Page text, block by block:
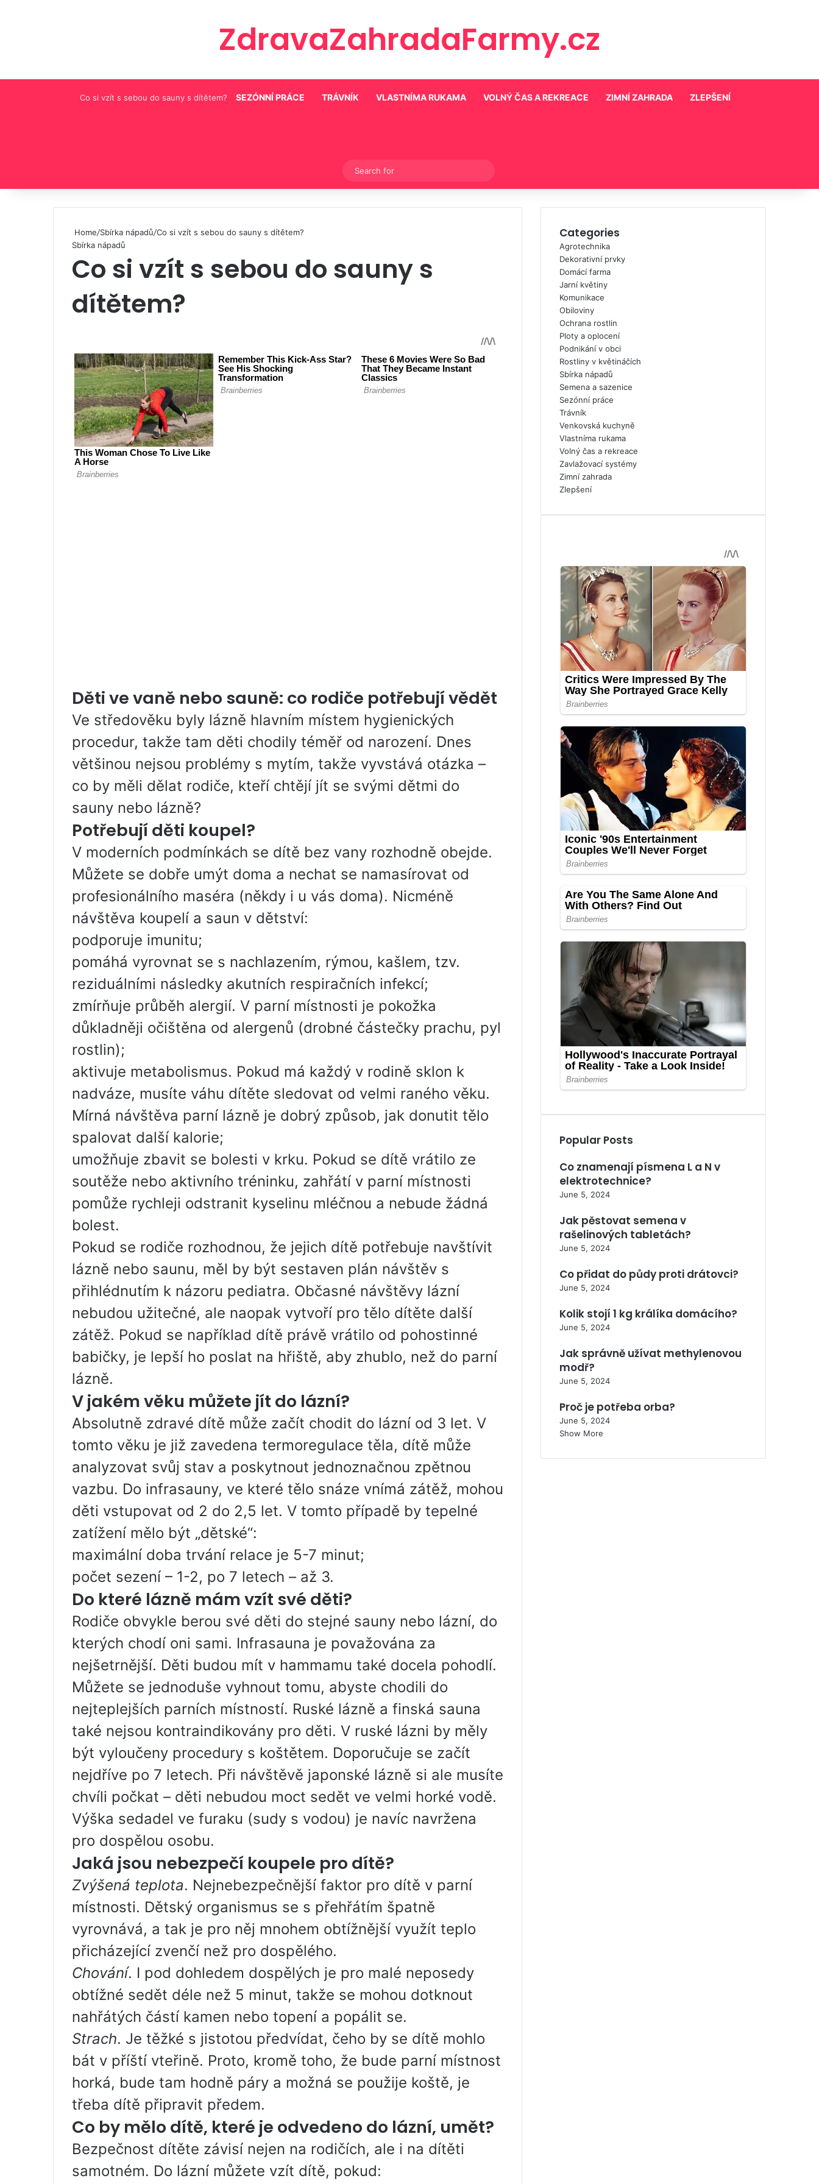
ZdravaZahradaFarmy.cz
Co si vzít s sebou do sauny s dítětem? SEZÓNNÍ PRÁCE TRÁVNÍK VLASTNÍMA RUKAMA VOLNÝ ČAS A REKREACE ZIMNÍ ZAHRADA ZLEPŠENÍ
Switch skin
for
Home/Sbírka nápadů/Co si vzít s sebou do sauny s dítětem?
Sbírka nápadů
Co si vzít s sebou do sauny s
dítětem?
Děti ve vaně nebo sauně: co rodiče potřebují vědět
Ve středověku byly lázně hlavním místem hygienických
procedur, takže tam děti chodily téměř od narození. Dnes
většinou nejsou problémy s mytím, takže vyvstává otázka –
co by měli dělat rodiče, kteří chtějí jít se svými dětmi do
sauny nebo lázně?
Potřebují děti koupel?
V moderních podmínkách se dítě bez vany rozhodně obejde.
Můžete se dobře umýt doma a nechat se namasírovat od
profesionálního maséra (někdy i u vás doma). Nicméně
návštěva koupelí a saun v dětství:
podporuje imunitu;
pomáhá vyrovnat se s nachlazením, rýmou, kašlem, tzv.
reziduálními následky akutních respiračních infekcí;
zmírňuje průběh alergií. V parní místnosti je pokožka
důkladněji očištěna od alergenů (drobné částečky prachu, pyl
rostlin);
aktivuje metabolismus. Pokud má každý v rodině sklon k
nadváze, musíte váhu dítěte sledovat od velmi raného věku.
Mírná návštěva parní lázně je dobrý způsob, jak donutit tělo
spalovat další kalorie;
umožňuje zbavit se bolesti v krku. Pokud se dítě vrátilo ze
soutěže nebo aktivního tréninku, zahřátí v parní místnosti
pomůže rychleji odstranit kyselinu mléčnou a nebude žádná
bolest.
Pokud se rodiče rozhodnou, že jejich dítě potřebuje navštívit
lázně nebo saunu, měl by být sestaven plán návštěv s
přihlédnutím k názoru pediatra. Občasné návštěvy lázní
nebudou užitečné, ale naopak vytvoří pro tělo dítěte další
zátěž. Pokud se například dítě právě vrátilo od pohostinné
babičky, je lepší ho poslat na hřiště, aby zhublo, než do parní
lázně.
V jakém věku můžete jít do lázní?
Absolutně zdravé dítě může začít chodit do lázní od 3 let. V
tomto věku je již zavedena termoregulace těla, dítě může
analyzovat svůj stav a poskytnout jednoznačnou zpětnou
vazbu. Do infrasauny, ve které tělo snáze vnímá zátěž, mohou
děti vstupovat od 2 do 2,5 let. V tomto případě by tepelné
zatížení mělo být „dětské“:
maximální doba trvání relace je 5-7 minut;
počet sezení – 1-2, po 7 letech – až 3.
Do které lázně mám vzít své děti?
Rodiče obvykle berou své děti do stejné sauny nebo lázní, do
kterých chodí oni sami. Infrasauna je považována za
nejšetrnější. Děti budou mít v hammamu také docela pohodlí.
Můžete se jednoduše vyhnout tomu, abyste chodili do
nejteplejších parních místností. Ruské lázně a finská sauna
také nejsou kontraindikovány pro děti. V ruské lázni by měly
být vyloučeny procedury s koštětem. Doporučuje se začít
nejdříve po 7 letech. Při návštěvě japonské lázně si ale musíte
chvíli počkat – děti nebudou moct sedět ve velmi horké vodě.
Výška sedadel ve furaku (sudy s vodou) je navíc navržena
pro dospělou osobu.
Jaká jsou nebezpečí koupele pro dítě?
Zvýšená teplota. Nejnebezpečnější faktor pro dítě v parní
místnosti. Dětský organismus se s přehřátím špatně
vyrovnává, a tak je pro něj mnohem obtížnější využít teplo
přicházející zvenčí než pro dospělého.
Chování. I pod dohledem dospělých je pro malé neposedy
obtížné sedět déle než 5 minut, takže se mohou dotknout
nahřátých částí kamen nebo topení a popálit se.
Strach. Je těžké s jistotou předvídat, čeho by se dítě mohlo
bát v příští vteřině. Proto, kromě toho, že bude parní místnost
horká, bude tam hodně páry a možná se použije koště, je
třeba dítě připravit předem.
Co by mělo dítě, které je odvedeno do lázní, umět?
Bezpečnost dítěte závisí nejen na rodičích, ale i na dítěti
samotném. Do lázní můžete vzít dítě, pokud:
Categories
Agrotechnika
Dekorativní prvky
Domácí farma
Jarní květiny
Komunikace
Obiloviny
Ochrana rostlin
Ploty a oplocení
Podnikání v obci
Rostliny v květináčích
Sbírka nápadů
Semena a sazenice
Sezónní práce
Trávník
Venkovská kuchyně
Vlastníma rukama
Volný čas a rekreace
Zavlažovací systémy
Zimní zahrada
Zlepšení
Popular Posts
Co znamenají písmena L a N v
elektrotechnice?
June 5, 2024
Jak pěstovat semena v
rašelinových tabletách?
June 5, 2024
Co přidat do půdy proti drátovci?
June 5, 2024
Kolik stojí 1 kg králíka domácího?
June 5, 2024
Jak správně užívat methylenovou
modř?
June 5, 2024
Proč je potřeba orba?
June 5, 2024
Show More